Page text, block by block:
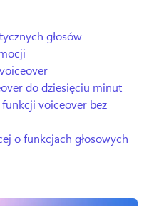
głosów
do dziesięciu minut
voiceover bez
o funkcjach głosowych